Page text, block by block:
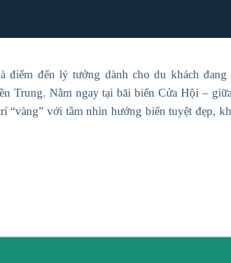
điểm đến lý tưởng dành cho du khách
Trung. Nằm ngay tại bãi biển Cửa Hội –
“vàng” với tầm nhìn hướng biển tuyệt đẹp,